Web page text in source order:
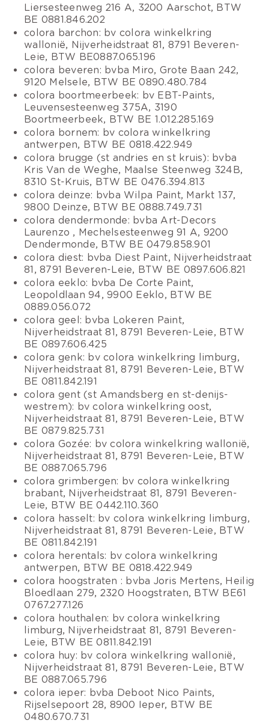
Liersesteenweg 216 A, 3200 Aarschot, BTW
BE 0881.846.202
colora barchon: bv colora winkelkring
wallonië, Nijverheidstraat 81, 8791 Beveren-
Leie, BTW BE0887.065.196
colora beveren: bvba Miro, Grote Baan 242,
9120 Melsele, BTW BE 0890.480.784
colora boortmeerbeek: bv EBT-Paints,
Leuvensesteenweg 375A, 3190
Boortmeerbeek, BTW BE 1.012.285.169
colora bornem: bv colora winkelkring
antwerpen, BTW BE 0818.422.949
colora brugge (st andries en st kruis): bvba
Kris Van de Weghe, Maalse Steenweg 324B,
8310 St-Kruis, BTW BE 0476.394.813
colora deinze: bvba Wilpa Paint, Markt 137,
9800 Deinze, BTW BE 0888.749.731
colora dendermonde: bvba Art-Decors
Laurenzo , Mechelsesteenweg 91 A, 9200
Dendermonde, BTW BE 0479.858.901
colora diest: bvba Diest Paint, Nijverheidstraat
81, 8791 Beveren-Leie, BTW BE 0897.606.821
colora eeklo: bvba De Corte Paint,
Leopoldlaan 94, 9900 Eeklo, BTW BE
0889.056.072
colora geel: bvba Lokeren Paint,
Nijverheidstraat 81, 8791 Beveren-Leie, BTW
BE 0897.606.425
colora genk: bv colora winkelkring limburg,
Nijverheidstraat 81, 8791 Beveren-Leie, BTW
BE 0811.842.191
colora gent (st Amandsberg en st-denijs-
westrem): bv colora winkelkring oost,
Nijverheidstraat 81, 8791 Beveren-Leie, BTW
BE 0879.825.731
colora Gozée: bv colora winkelkring wallonië,
Nijverheidstraat 81, 8791 Beveren-Leie, BTW
BE 0887.065.796
colora grimbergen: bv colora winkelkring
brabant, Nijverheidstraat 81, 8791 Beveren-
Leie, BTW BE 0442.110.360
colora hasselt: bv colora winkelkring limburg,
Nijverheidstraat 81, 8791 Beveren-Leie, BTW
BE 0811.842.191
colora herentals: bv colora winkelkring
antwerpen, BTW BE 0818.422.949
colora hoogstraten : bvba Joris Mertens, Heilig
Bloedlaan 279, 2320 Hoogstraten, BTW BE61
0767.277.126
colora houthalen: bv colora winkelkring
limburg, Nijverheidstraat 81, 8791 Beveren-
Leie, BTW BE 0811.842.191
colora huy: bv colora winkelkring wallonië,
Nijverheidstraat 81, 8791 Beveren-Leie, BTW
BE 0887.065.796
colora ieper: bvba Deboot Nico Paints,
Rijselsepoort 28, 8900 Ieper, BTW BE
0480.670.731